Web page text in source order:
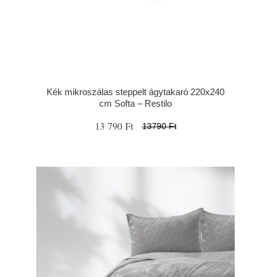
Kék mikroszálas steppelt ágytakaró 220x240
cm Softa – Restilo
13 790 Ft 13790 Ft